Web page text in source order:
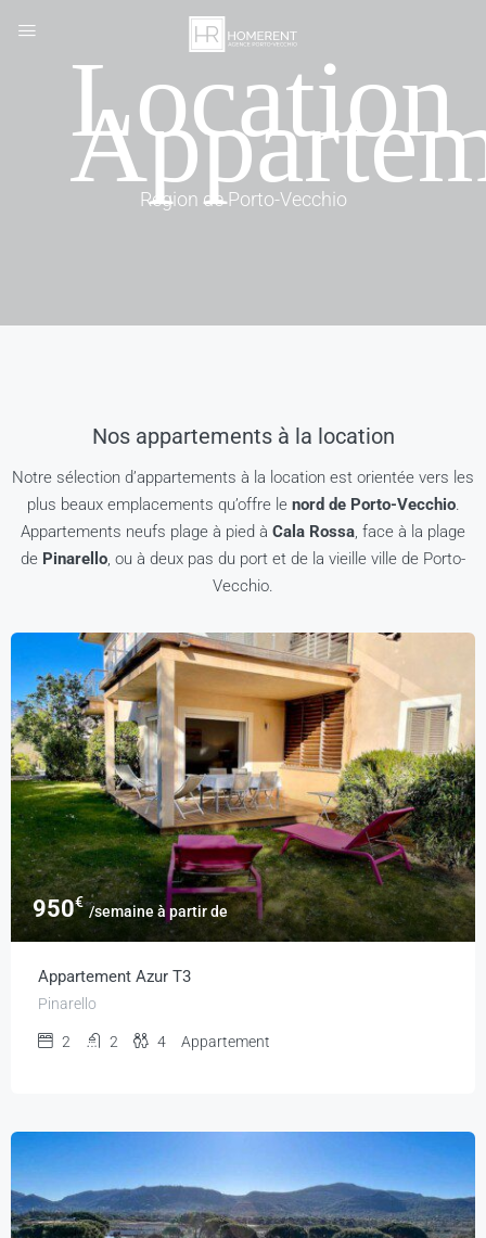
Location
Région de Porto-Vecchio
Nos appartements à la location
Notre sélection d’appartements à la location est orientée vers les
plus beaux emplacements qu’offre le nord de Porto-Vecchio.
Appartements neufs plage à pied à Cala Rossa, face à la plage
de Pinarello, ou à deux pas du port et de la vieille ville de Porto-
Vecchio.
950€
/semaine à partir de
Appartement Azur T3
Pinarello
2 2 4 Appartement